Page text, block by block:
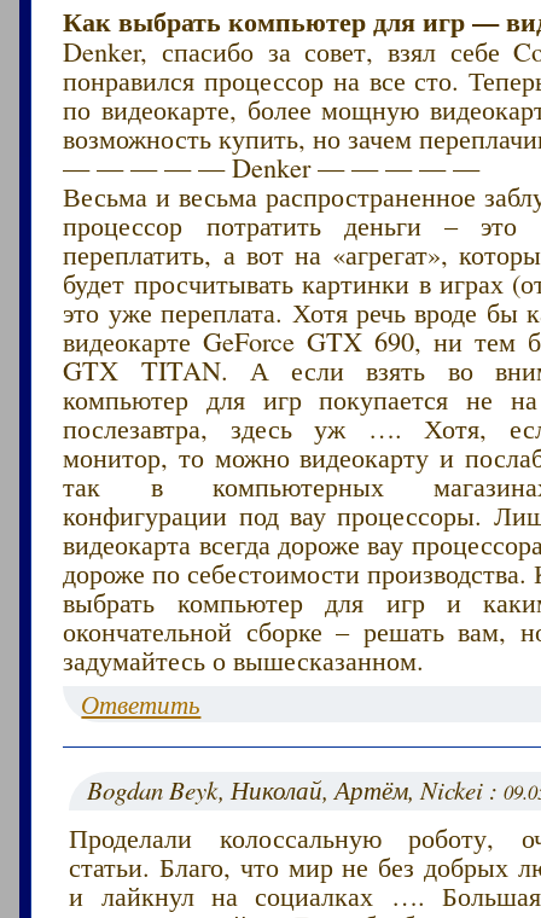
Как выбрать компьютер для игр —
Denker, спасибо за совет, взял себе
понравился процессор на все сто.
по видеокарте, более мощную
возможность купить, но зачем
— — — — — Denker — — — — —
Весьма и весьма распространенное
процессор потратить деньги –
переплатить, а вот на «агрегат»,
будет просчитывать картинки в играх
это уже переплата. Хотя речь вроде бы
видеокарте GeForce GTX 690, ни тем
GTX TITAN. А если взять во
компьютер для игр покупается не
послезавтра, здесь уж …. Хотя,
монитор, то можно видеокарту и
так в компьютерных
конфигурации под вау процессоры.
видеокарта всегда дороже вау
дороже по себестоимости
выбрать компьютер для игр и
окончательной сборке – решать вам,
задумайтесь о вышесказанном.
Ответить
Bogdan Beyk, Николай, Артём, Nickei :
Проделали колоссальную роботу,
статьи. Благо, что мир не без добрых
и лайкнул на социалках …. Большая